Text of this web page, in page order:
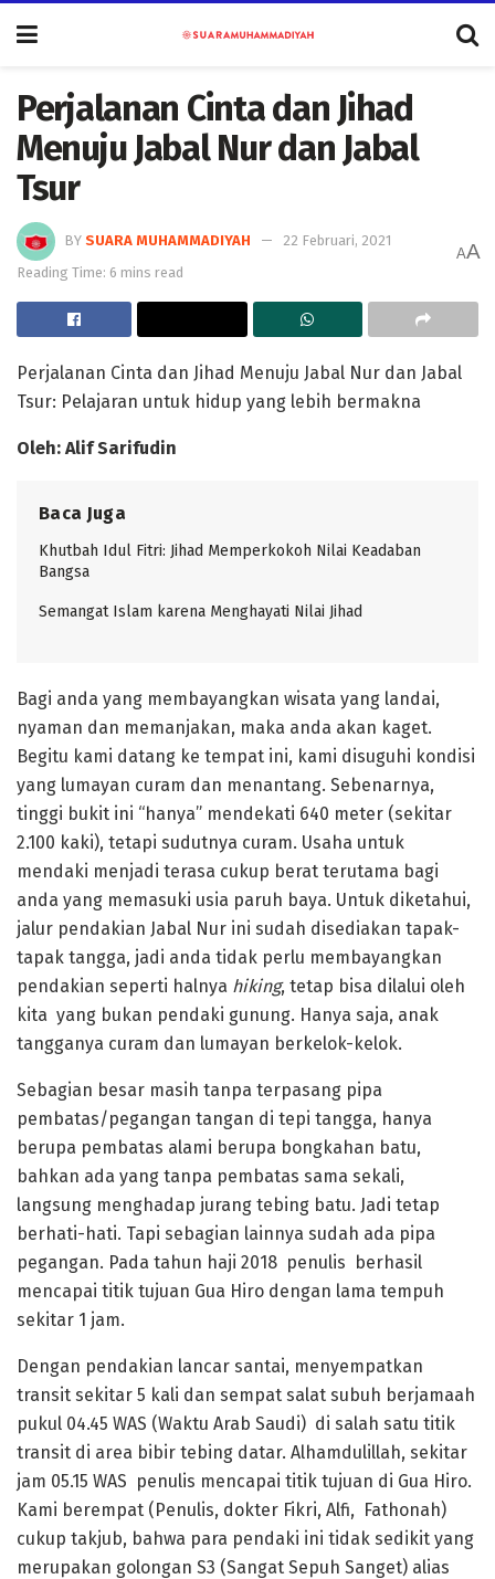
Perjalanan Cinta dan Jihad
Menuju Jabal Nur dan Jabal
Tsur
BY SUARA MUHAMMADIYAH
22 Februari, 2021
Reading Time: 6 mins read
AA
Perjalanan Cinta dan Jihad Menuju Jabal Nur dan Jabal
Tsur: Pelajaran untuk hidup yang lebih bermakna
Oleh: Alif Sarifudin
Baca Juga
Khutbah Idul Fitri: Jihad Memperkokoh Nilai Keadaban
Bangsa
Semangat Islam karena Menghayati Nilai Jihad
Bagi anda yang membayangkan wisata yang landai,
nyaman dan memanjakan, maka anda akan kaget.
Begitu kami datang ke tempat ini, kami disuguhi kondisi
yang lumayan curam dan menantang. Sebenarnya,
tinggi bukit ini “hanya” mendekati 640 meter (sekitar
2.100 kaki), tetapi sudutnya curam. Usaha untuk
mendaki menjadi terasa cukup berat terutama bagi
anda yang memasuki usia paruh baya. Untuk diketahui,
jalur pendakian Jabal Nur ini sudah disediakan tapak-
tapak tangga, jadi anda tidak perlu membayangkan
pendakian seperti halnya hiking, tetap bisa dilalui oleh
kita yang bukan pendaki gunung. Hanya saja, anak
tangganya curam dan lumayan berkelok-kelok.
Sebagian besar masih tanpa terpasang pipa
pembatas/pegangan tangan di tepi tangga, hanya
berupa pembatas alami berupa bongkahan batu,
bahkan ada yang tanpa pembatas sama sekali,
langsung menghadap jurang tebing batu. Jadi tetap
berhati-hati. Tapi sebagian lainnya sudah ada pipa
pegangan. Pada tahun haji 2018 penulis berhasil
mencapai titik tujuan Gua Hiro dengan lama tempuh
sekitar 1 jam.
Dengan pendakian lancar santai, menyempatkan
transit sekitar 5 kali dan sempat salat subuh berjamaah
pukul 04.45 WAS (Waktu Arab Saudi) di salah satu titik
transit di area bibir tebing datar. Alhamdulillah, sekitar
jam 05.15 WAS penulis mencapai titik tujuan di Gua Hiro.
Kami berempat (Penulis, dokter Fikri, Alfi, Fathonah)
cukup takjub, bahwa para pendaki ini tidak sedikit yang
merupakan golongan S3 (Sangat Sepuh Sanget) alias